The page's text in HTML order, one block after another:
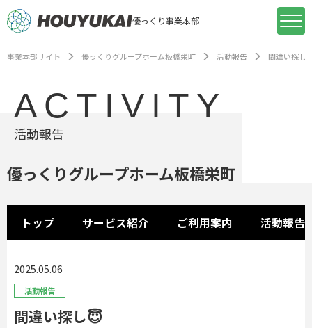
優っくり事業本部
事業本部サイト 優っくりグループホーム板橋栄町 活動報告 間違い探し
ACTIVITY
活動報告
優っくりグループホーム板橋栄町
トップ サービス紹介 ご利用案内 活動報告
2025.05.06
活動報告
間違い探し😇